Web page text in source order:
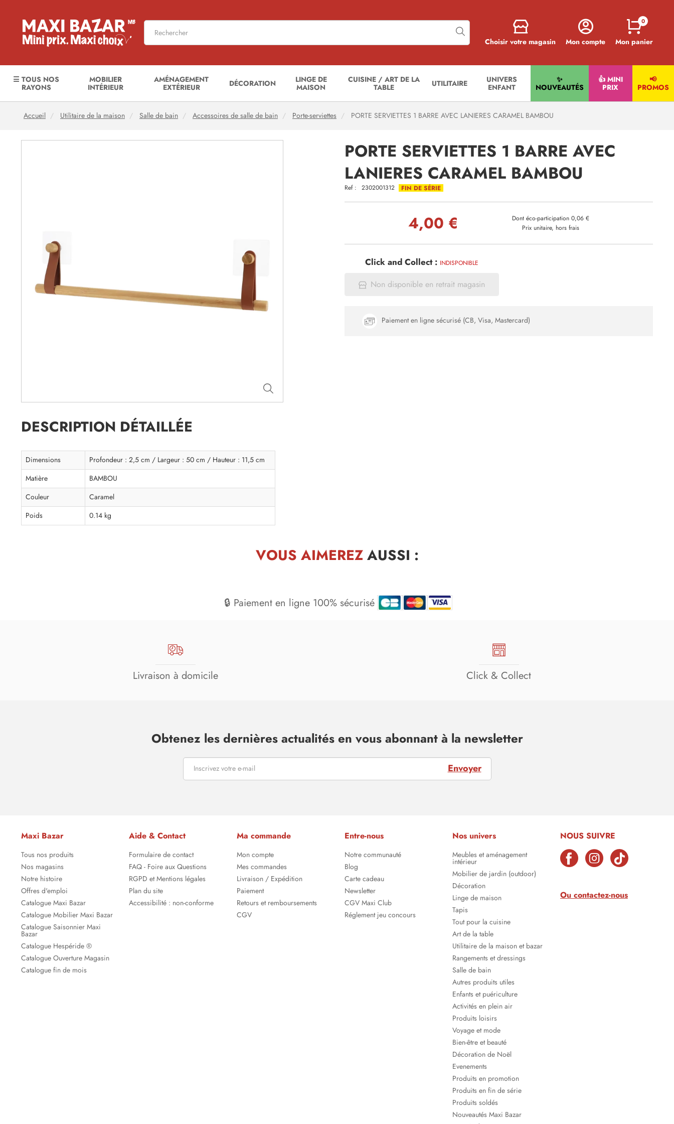
Choisir votre magasin Mon compte Mon panier
0
☰ TOUS NOS
RAYONS
MOBILIER
INTÉRIEUR
AMÉNAGEMENT
EXTÉRIEUR
DÉCORATION
LINGE DE
MAISON
CUISINE / ART DE LA
TABLE
UTILITAIRE
UNIVERS
ENFANT
✨
NOUVEAUTÉS
👍 MINI
PRIX
📢
PROMOS
Accueil Utilitaire de la maison Salle de bain Accessoires de salle de bain Porte-serviettes PORTE SERVIETTES 1 BARRE AVEC LANIERES CARAMEL BAMBOU
PORTE SERVIETTES 1 BARRE AVEC
LANIERES CARAMEL BAMBOU
Ref : 2302001312 FIN DE SÉRIE
4,00 €
Dont éco-participation 0,06 €
Prix unitaire, hors frais
Click and Collect : INDISPONIBLE
Non disponible en retrait magasin
Paiement en ligne sécurisé (CB, Visa, Mastercard)
DESCRIPTION DÉTAILLÉE
Dimensions
Profondeur : 2,5 cm / Largeur : 50 cm / Hauteur : 11,5 cm
Matière
BAMBOU
Couleur
Caramel
Poids
0.14 kg
VOUS AIMEREZAUSSI :
🔒 Paiement en ligne 100% sécurisé
Livraison à domicile Click & Collect
Obtenez les dernières actualités en vous abonnant à la newsletter
Envoyer
Maxi Bazar
Tous nos produits
Nos magasins
Notre histoire
Offres d'emploi
Catalogue Maxi Bazar
Catalogue Mobilier Maxi Bazar
Catalogue Saisonnier Maxi
Bazar
Catalogue Hespéride ®
Catalogue Ouverture Magasin
Catalogue fin de mois
Aide & Contact
Formulaire de contact
FAQ - Foire aux Questions
RGPD et Mentions légales
Plan du site
Accessibilité : non-conforme
Ma commande
Mon compte
Mes commandes
Livraison / Expédition
Paiement
Retours et remboursements
CGV
Entre-nous
Notre communauté
Blog
Carte cadeau
Newsletter
CGV Maxi Club
Réglement jeu concours
Nos univers
Meubles et aménagement
intérieur
Mobilier de jardin (outdoor)
Décoration
Linge de maison
Tapis
Tout pour la cuisine
Art de la table
Utilitaire de la maison et bazar
Rangements et dressings
Salle de bain
Autres produits utiles
Enfants et puériculture
Activités en plein air
Produits loisirs
Voyage et mode
Bien-être et beauté
Décoration de Noël
Evenements
Produits en promotion
Produits en fin de série
Produits soldés
Nouveautés Maxi Bazar
NOUS SUIVRE
Ou contactez-nous